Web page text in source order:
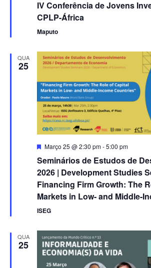
IV Conferência de Jovens
CPLP-África
Maputo
QUA
25
Featured
Março 25 @ 2:30 pm-5:00 pm
Seminários de Estudos de
2026 | Development Studies
Financing Firm Growth: The
Markets in Low- and Middle-
ISEG
QUA
25